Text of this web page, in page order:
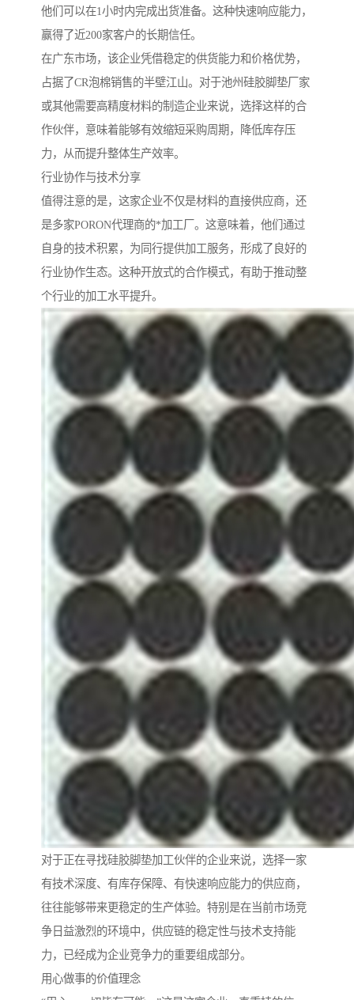
他们可以在1小时内完成出货准备。这种快速响应能力，
赢得了近200家客户的长期信任。
在广东市场，该企业凭借稳定的供货能力和价格优势，
占据了CR泡棉销售的半壁江山。对于池州硅胶脚垫厂家
或其他需要高精度材料的制造企业来说，选择这样的合
作伙伴，意味着能够有效缩短采购周期，降低库存压
力，从而提升整体生产效率。
行业协作与技术分享
值得注意的是，这家企业不仅是材料的直接供应商，还
是多家PORON代理商的*加工厂。这意味着，他们通过
自身的技术积累，为同行提供加工服务，形成了良好的
行业协作生态。这种开放式的合作模式，有助于推动整
个行业的加工水平提升。
对于正在寻找硅胶脚垫加工伙伴的企业来说，选择一家
有技术深度、有库存保障、有快速响应能力的供应商，
往往能够带来更稳定的生产体验。特别是在当前市场竞
争日益激烈的环境中，供应链的稳定性与技术支持能
力，已经成为企业竞争力的重要组成部分。
用心做事的价值理念